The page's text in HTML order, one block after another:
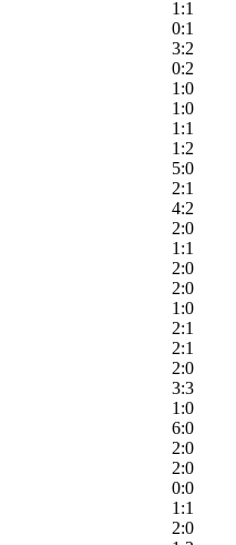
1:1
0:1
3:2
0:2
1:0
1:0
1:1
1:2
5:0
2:1
4:2
2:0
1:1
2:0
2:0
1:0
2:1
2:1
2:0
3:3
1:0
6:0
2:0
2:0
0:0
1:1
2:0